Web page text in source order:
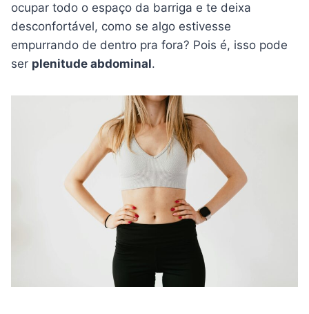
ocupar todo o espaço da barriga e te deixa
desconfortável, como se algo estivesse
empurrando de dentro pra fora? Pois é, isso pode
ser plenitude abdominal.